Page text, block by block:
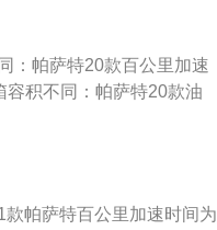
；20款长和宽分别为4662
：帕萨特20款百公里加速
容积不同：帕萨特20款油
同：帕萨特20款整备质
上汽大众，级别为中型
帕萨特百公里加速时间为